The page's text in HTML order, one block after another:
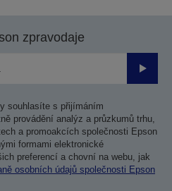
zpravodaje
souhlasíte s přijímáním
provádění analýz a průzkumů trhu,
a promoakcích společnosti Epson
formami elektronické
preferencí a chovní na webu, jak
osobních údajů společnosti Epson